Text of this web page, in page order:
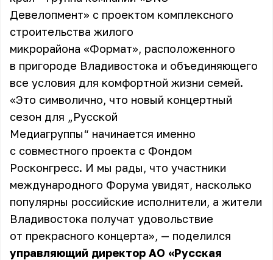
Девелопмент» с проектом комплексного
строительства жилого
микрорайона «Формат», расположенного
в пригороде Владивостока и объединяющего
все условия для комфортной жизни семей.
«Это символично, что новый концертный
сезон для „Русской
Медиагруппы“ начинается именно
с совместного проекта с Фондом
Росконгресс. И мы рады, что участники
международного Форума увидят, насколько
популярны российские исполнители, а жители
Владивостока получат удовольствие
от прекрасного концерта», — поделился
управляющий директор АО «Русская